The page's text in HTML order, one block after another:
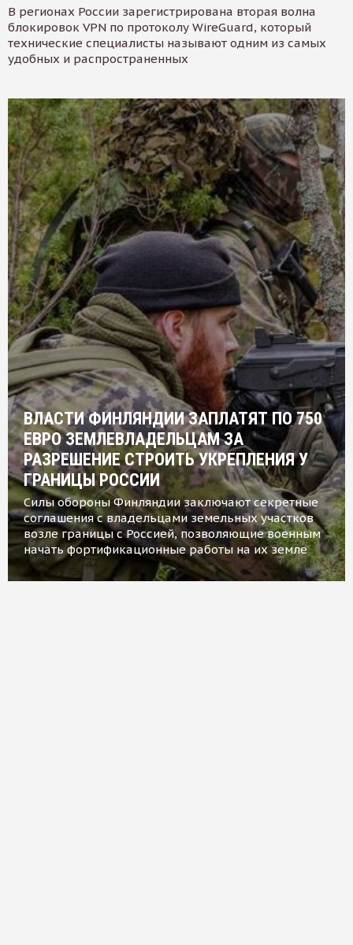
В регионах России зарегистрирована вторая волна
блокировок VPN по протоколу WireGuard, который
технические специалисты называют одним из самых
удобных и распространенных
ВЛАСТИ ФИНЛЯНДИИ ЗАПЛАТЯТ ПО 750
ЕВРО ЗЕМЛЕВЛАДЕЛЬЦАМ ЗА
РАЗРЕШЕНИЕ СТРОИТЬ УКРЕПЛЕНИЯ У
ГРАНИЦЫ РОССИИ
Силы обороны Финляндии заключают секретные
соглашения с владельцами земельных участков
возле границы с Россией, позволяющие военным
начать фортификационные работы на их земле